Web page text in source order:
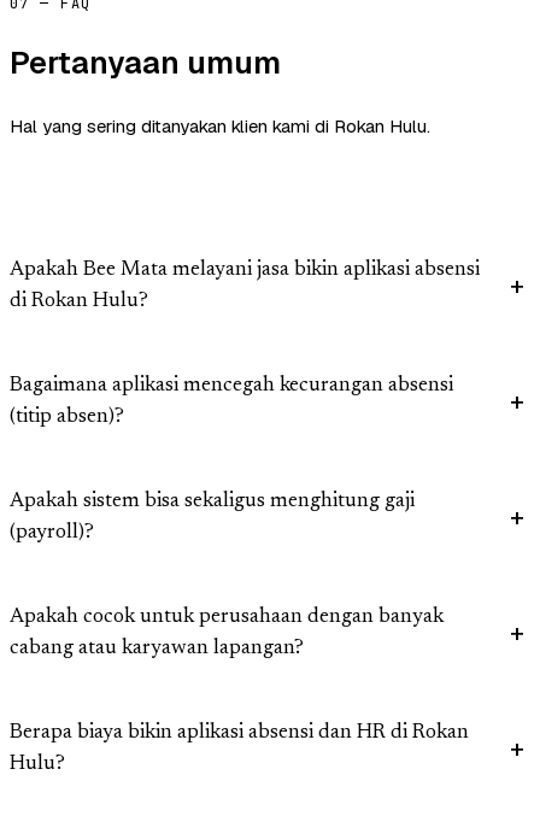
Pertanyaan umum
Hal yang sering ditanyakan klien kami di Rokan Hulu.
Apakah Bee Mata melayani jasa bikin aplikasi absensi
di Rokan Hulu?
Bagaimana aplikasi mencegah kecurangan absensi
(titip absen)?
Apakah sistem bisa sekaligus menghitung gaji
(payroll)?
Apakah cocok untuk perusahaan dengan banyak
cabang atau karyawan lapangan?
Berapa biaya bikin aplikasi absensi dan HR di Rokan
Hulu?